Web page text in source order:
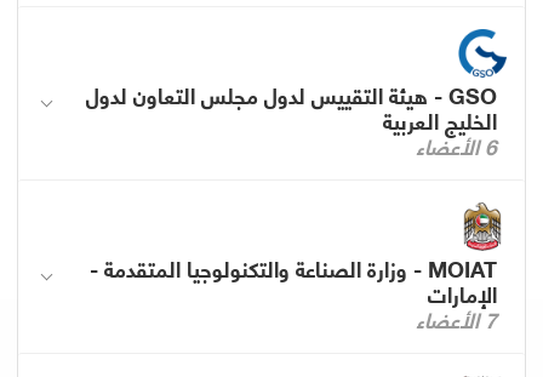
GSO - هيئة التقييس لدول مجلس التعاون لدول
الخليج العربية
6 الأعضاء
MOIAT - وزارة الصناعة والتكنولوجيا المتقدمة -
الإمارات
7 الأعضاء